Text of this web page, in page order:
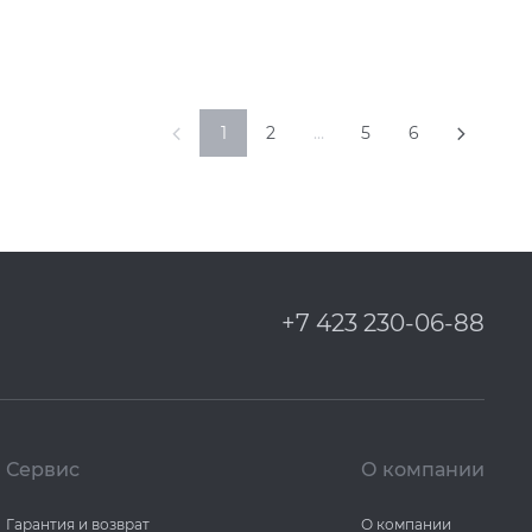
1 2 … 5 6
+7 423 230-06-88
Сервис
Гарантия и возврат
О компании
О компании